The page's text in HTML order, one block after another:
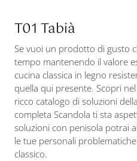
T01 Tabià
Se vuoi un prodotto di gusto
tempo mantenendo il valore
cucina classica in legno
quella qui presente. Scopri
ricco catalogo di soluzioni
completa Scandola ti sta
soluzioni con penisola potrai
le tue personali
classico.